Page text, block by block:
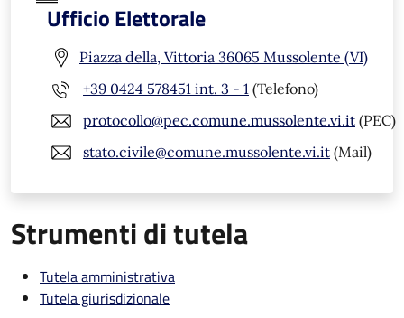
Ufficio Elettorale
Piazza della, Vittoria 36065 Mussolente (VI)
+39 0424 578451 int. 3 - 1 (Telefono)
protocollo@pec.comune.mussolente.vi.it (PEC)
stato.civile@comune.mussolente.vi.it (Mail)
Strumenti di tutela
Tutela amministrativa
Tutela giurisdizionale